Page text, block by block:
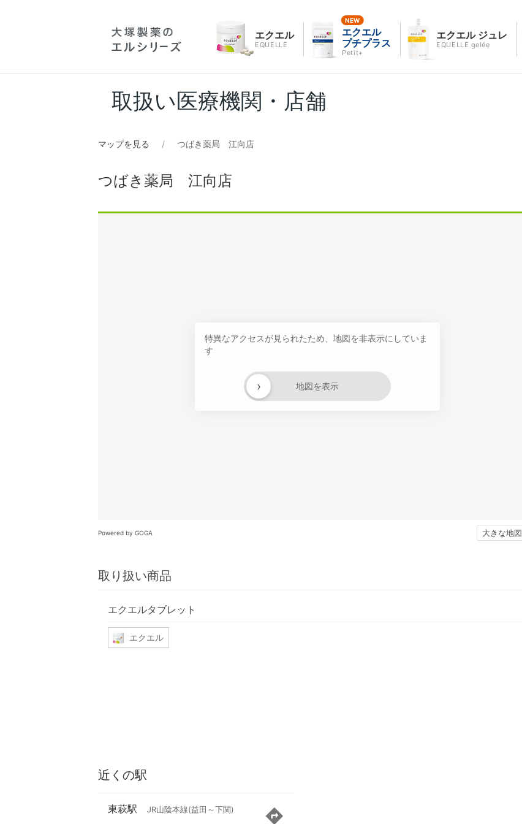
エクエル
EQUELLE
エクエル
プチプラス
Petit+
エクエル ジュレ
EQUELLE gelée
取扱い医療機関・店舗
マップを見る つばき薬局 江向店
つばき薬局 江向店
特異なアクセスが見られたため、地図を非表示にしていま
す
地図を表示
›
Powered by GOGA 大きな地図
取り扱い商品
エクエルタブレット
エクエル
近くの駅
東萩駅 JR山陰本線(益田～下関)